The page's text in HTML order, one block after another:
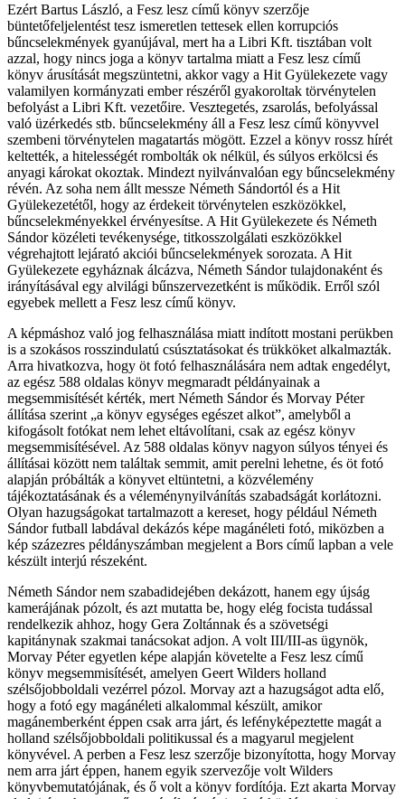
Ezért Bartus László, a Fesz lesz című könyv szerzője
büntetőfeljelentést tesz ismeretlen tettesek ellen korrupciós
bűncselekmények gyanújával, mert ha a Libri Kft. tisztában volt
azzal, hogy nincs joga a könyv tartalma miatt a Fesz lesz című
könyv árusítását megszüntetni, akkor vagy a Hit Gyülekezete vagy
valamilyen kormányzati ember részéről gyakoroltak törvénytelen
befolyást a Libri Kft. vezetőire. Vesztegetés, zsarolás, befolyással
való üzérkedés stb. bűncselekmény áll a Fesz lesz című könyvvel
szembeni törvénytelen magatartás mögött. Ezzel a könyv rossz hírét
keltették, a hitelességét rombolták ok nélkül, és súlyos erkölcsi és
anyagi károkat okoztak. Mindezt nyilvánvalóan egy bűncselekmény
révén. Az soha nem állt messze Németh Sándortól és a Hit
Gyülekezetétől, hogy az érdekeit törvénytelen eszközökkel,
bűncselekményekkel érvényesítse. A Hit Gyülekezete és Németh
Sándor közéleti tevékenysége, titkosszolgálati eszközökkel
végrehajtott lejárató akciói bűncselekmények sorozata. A Hit
Gyülekezete egyháznak álcázva, Németh Sándor tulajdonaként és
irányításával egy alvilági bűnszervezetként is működik. Erről szól
egyebek mellett a Fesz lesz című könyv.
A képmáshoz való jog felhasználása miatt indított mostani perükben
is a szokásos rosszindulatú csúsztatásokat és trükköket alkalmazták.
Arra hivatkozva, hogy öt fotó felhasználására nem adtak engedélyt,
az egész 588 oldalas könyv megmaradt példányainak a
megsemmisítését kérték, mert Németh Sándor és Morvay Péter
állítása szerint „a könyv egységes egészet alkot”, amelyből a
kifogásolt fotókat nem lehet eltávolítani, csak az egész könyv
megsemmisítésével. Az 588 oldalas könyv nagyon súlyos tényei és
állításai között nem találtak semmit, amit perelni lehetne, és öt fotó
alapján próbálták a könyvet eltüntetni, a közvélemény
tájékoztatásának és a véleménynyilvánítás szabadságát korlátozni.
Olyan hazugságokat tartalmazott a kereset, hogy például Németh
Sándor futball labdával dekázós képe magánéleti fotó, miközben a
kép százezres példányszámban megjelent a Bors című lapban a vele
készült interjú részeként.
Németh Sándor nem szabadidejében dekázott, hanem egy újság
kamerájának pózolt, és azt mutatta be, hogy elég focista tudással
rendelkezik ahhoz, hogy Gera Zoltánnak és a szövetségi
kapitánynak szakmai tanácsokat adjon. A volt III/III-as ügynök,
Morvay Péter egyetlen képe alapján követelte a Fesz lesz című
könyv megsemmisítését, amelyen Geert Wilders holland
szélsőjobboldali vezérrel pózol. Morvay azt a hazugságot adta elő,
hogy a fotó egy magánéleti alkalommal készült, amikor
magánemberként éppen csak arra járt, és lefényképeztette magát a
holland szélsőjobboldali politikussal és a magyarul megjelent
könyvével. A perben a Fesz lesz szerzője bizonyította, hogy Morvay
nem arra járt éppen, hanem egyik szervezője volt Wilders
könyvbemutatójának, és ő volt a könyv fordítója. Ezt akarta Morvay